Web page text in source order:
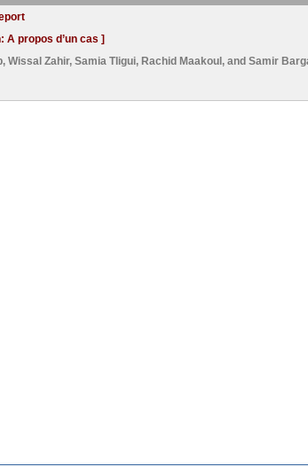
propos d’un cas ]
, Wissal Zahir, Samia Tligui, Rachid Maakoul , and Samir